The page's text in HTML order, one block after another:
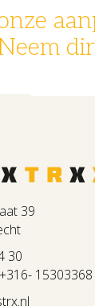
39
30
+316- 15303368